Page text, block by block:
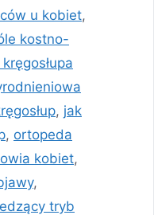
u kobiet,
kostno-
, jak
, ortopeda
kobiet,
,
tryb